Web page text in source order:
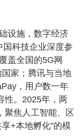
设施，数字经济
科技企业深度参
盖全国的5G网
家；腾讯与当地
，用户数一年
性。2025年，两
聚焦人工智能、区
+本地孵化”的模